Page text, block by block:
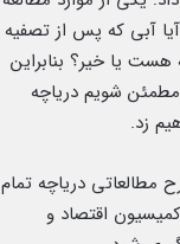
آبی که پس از تصفیه
یا خیر؟ بنابراین
شویم دریاچه
زد.
مطالعاتی دریاچه تمام
اقتصاد و